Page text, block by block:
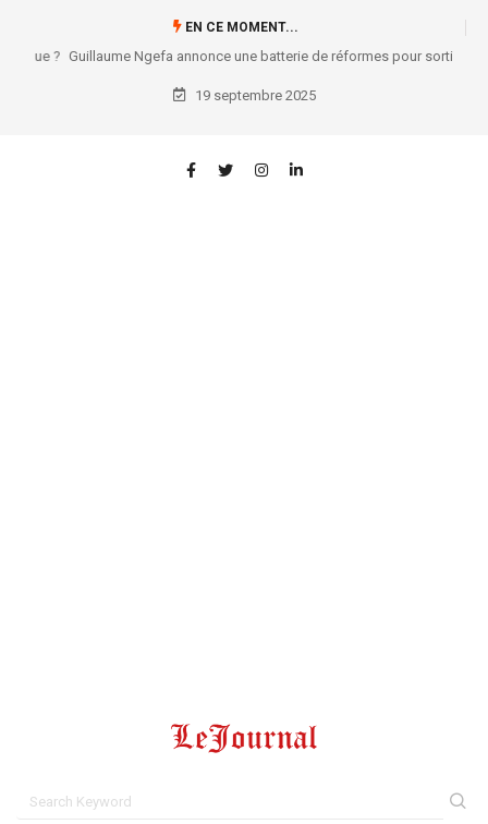
EN CE MOMENT...
Guillaume Ngefa annonce une batterie de réformes pour sortir le secteur
judiciaire de sa torpeur !
19 septembre 2025